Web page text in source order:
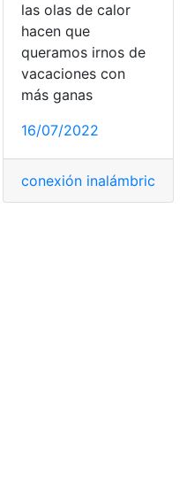
las olas de calor
hacen que
queramos irnos de
vacaciones con
más ganas
16/07/2022
conexión inalámbrica